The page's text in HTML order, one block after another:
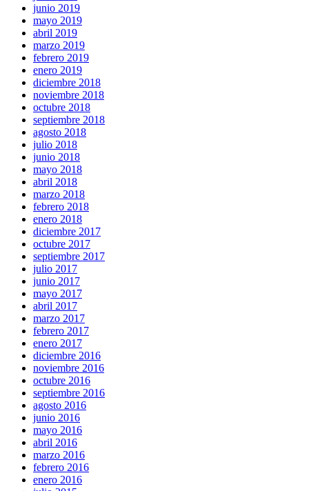
junio 2019
mayo 2019
abril 2019
marzo 2019
febrero 2019
enero 2019
diciembre 2018
noviembre 2018
octubre 2018
septiembre 2018
agosto 2018
julio 2018
junio 2018
mayo 2018
abril 2018
marzo 2018
febrero 2018
enero 2018
diciembre 2017
octubre 2017
septiembre 2017
julio 2017
junio 2017
mayo 2017
abril 2017
marzo 2017
febrero 2017
enero 2017
diciembre 2016
noviembre 2016
octubre 2016
septiembre 2016
agosto 2016
junio 2016
mayo 2016
abril 2016
marzo 2016
febrero 2016
enero 2016